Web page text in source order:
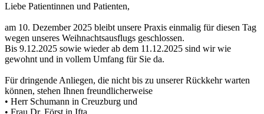
Liebe Patientinnen und Patienten,
am 10. Dezember 2025 bleibt unsere Praxis einmalig für diesen Tag
wegen unseres Weihnachtsausflugs geschlossen.
Bis 9.12.2025 sowie wieder ab dem 11.12.2025 sind wir wie
gewohnt und in vollem Umfang für Sie da.
Für dringende Anliegen, die nicht bis zu unserer Rückkehr warten
können, stehen Ihnen freundlicherweise
• Herr Schumann in Creuzburg und
• Frau Dr. Först in Ifta